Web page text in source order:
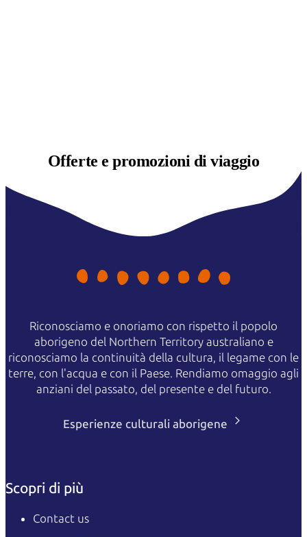
Offerte epromozioni di viaggio
Riconosciamo e onoriamo con rispetto il popolo
aborigeno del Northern Territory australiano e
riconosciamo la continuità della cultura, il legame con le
terre, con l'acqua e con il Paese. Rendiamo omaggio agli
anziani del passato, del presente e del futuro.
Esperienze culturali aborigene
Scopri di più
Contact us